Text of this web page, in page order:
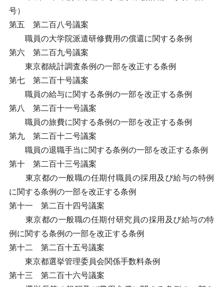
号）
第五 第二百八号議案
職員の大学院派遣研修費用の償還に関する条例
第六 第二百九号議案
東京都統計調査条例の一部を改正する条例
第七 第二百十号議案
職員の給与に関する条例の一部を改正する条例
第八 第二百十一号議案
職員の旅費に関する条例の一部を改正する条例
第九 第二百十二号議案
職員の退職手当に関する条例の一部を改正する条例
第十 第二百十三号議案
東京都の一般職の任期付職員の採用及び給与の特例
に関する条例の一部を改正する条例
第十一 第二百十四号議案
東京都の一般職の任期付研究員の採用及び給与の特
例に関する条例の一部を改正する条例
第十二 第二百十五号議案
東京都選挙管理委員会関係手数料条例
第十三 第二百十六号議案